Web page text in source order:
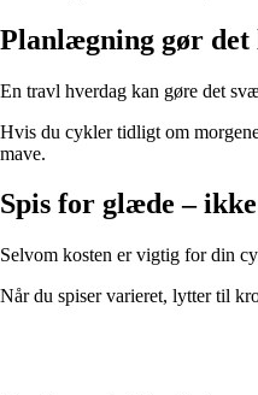
Planlægning gør det
En travl hverdag kan gøre det
Hvis du cykler tidligt om
mave.
Spis for glæde –
Selvom kosten er vigtig for din
Når du spiser varieret, lytter til